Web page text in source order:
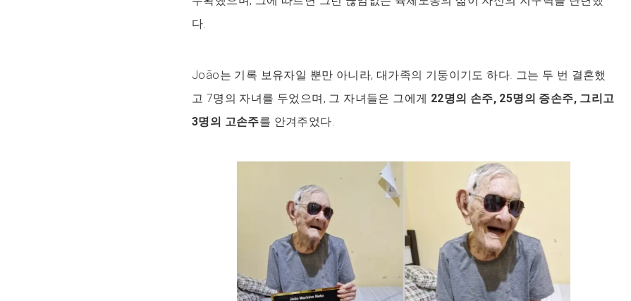
다.
João는 기록 보유자일 뿐만 아니라, 대가족의 기둥이기도 하다. 그는 두 번 결혼했
고 7명의 자녀를 두었으며, 그 자녀들은 그에게 22명의 손주, 25명의 증손주, 그리고
3명의 고손주를 안겨주었다.